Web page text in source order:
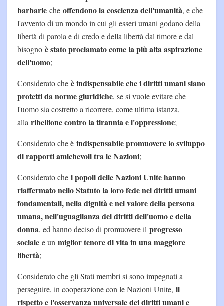
barbarie che offendono la coscienza dell'umanità, e che
l'avvento di un mondo in cui gli esseri umani godano della
libertà di parola e di credo e della libertà dal timore e dal
bisogno è stato proclamato come la più alta aspirazione
dell'uomo;
Considerato che è indispensabile che i diritti umani siano
protetti da norme giuridiche, se si vuole evitare che
l'uomo sia costretto a ricorrere, come ultima istanza,
alla ribellione contro la tirannia e l'oppressione;
Considerato che è indispensabile promuovere lo sviluppo
di rapporti amichevoli tra le Nazioni;
Considerato che i popoli delle Nazioni Unite hanno
riaffermato nello Statuto la loro fede nei diritti umani
fondamentali, nella dignità e nel valore della persona
umana, nell'uguaglianza dei diritti dell'uomo e della
donna, ed hanno deciso di promuovere il progresso
sociale e un miglior tenore di vita in una maggiore
libertà;
Considerato che gli Stati membri si sono impegnati a
perseguire, in cooperazione con le Nazioni Unite, il
rispetto e l'osservanza universale dei diritti umani e